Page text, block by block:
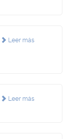
Leer más
Leer más